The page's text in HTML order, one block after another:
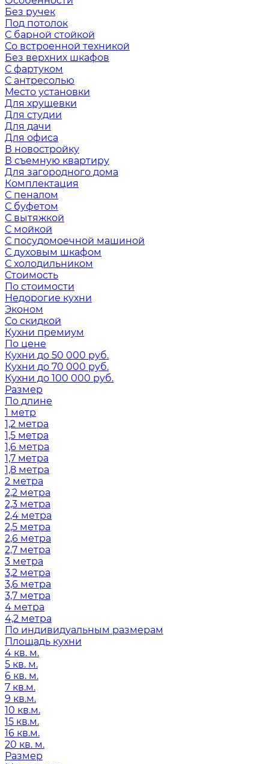
Без ручек
Под потолок
С барной стойкой
Со встроенной техникой
Без верхних шкафов
С фартуком
С антресолью
Место установки
Для хрущевки
Для студии
Для дачи
Для офиса
В новостройку
В съемную квартиру
Для загородного дома
Комплектация
С пеналом
С буфетом
С вытяжкой
С мойкой
С посудомоечной машиной
С духовым шкафом
С холодильником
Стоимость
По стоимости
Недорогие кухни
Эконом
Со скидкой
Кухни премиум
По цене
Кухни до 50 000 руб.
Кухни до 70 000 руб.
Кухни до 100 000 руб.
Размер
По длине
1 метр
1,2 метра
1,5 метра
1,6 метра
1,7 метра
1,8 метра
2 метра
2,2 метра
2,3 метра
2,4 метра
2,5 метра
2,6 метра
2,7 метра
3 метра
3,2 метра
3,6 метра
3,7 метра
4 метра
4,2 метра
По индивидуальным размерам
Площадь кухни
4 кв. м.
5 кв. м.
6 кв. м.
7 кв.м.
9 кв.м.
10 кв.м.
15 кв.м.
16 кв.м.
20 кв. м.
Размер